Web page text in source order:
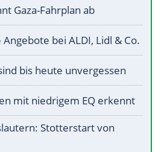
Gaza-Fahrplan ab
bei ALDI, Lidl & Co.
bis heute unvergessen
mit niedrigem EQ erkennt
Stotterstart von